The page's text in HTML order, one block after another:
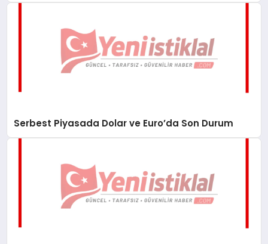
Serbest Piyasada Dolar ve Euro’da Son Durum